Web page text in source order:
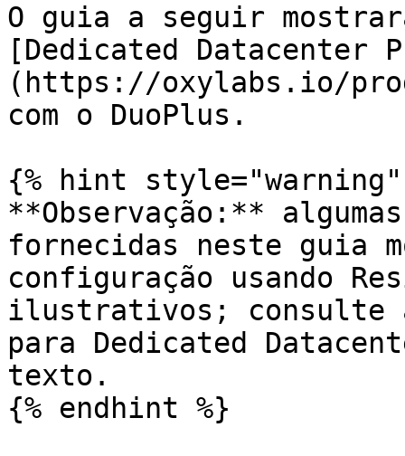
O guia a seguir
[Dedicated Datacenter
(https://oxylabs.io/
com o DuoPlus.
{% hint style="warning"
**Observação:**
fornecidas neste guia
configuração usando
ilustrativos; consulte
para Dedicated
texto.
{% endhint %}